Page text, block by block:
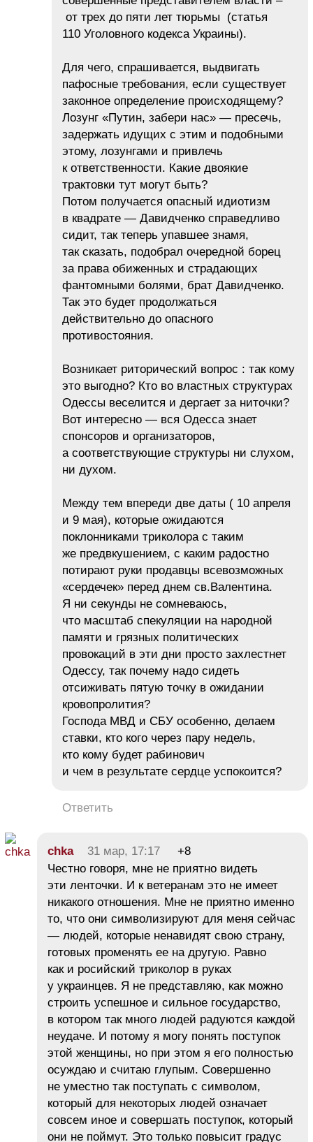
от трех до пяти лет тюрьмы (статья
110 Уголовного кодекса Украины).
Для чего, спрашивается, выдвигать
пафосные требования, если существует
законное определение происходящему?
Лозунг «Путин, забери нас» — пресечь,
задержать идущих с этим и подобными
этому, лозунгами и привлечь
к ответственности. Какие двоякие
трактовки тут могут быть?
Потом получается опасный идиотизм
в квадрате — Давидченко справедливо
сидит, так теперь упавшее знамя,
так сказать, подобрал очередной борец
за права обиженных и страдающих
фантомными болями, брат Давидченко.
Так это будет продолжаться
действительно до опасного
противостояния.
Возникает риторический вопрос : так кому
это выгодно? Кто во властных структурах
Одессы веселится и дергает за ниточки?
Вот интересно — вся Одесса знает
спонсоров и организаторов,
а соответствующие структуры ни слухом,
ни духом.
Между тем впереди две даты ( 10 апреля
и 9 мая), которые ожидаются
поклонниками триколора с таким
же предвкушением, с каким радостно
потирают руки продавцы всевозможных
«сердечек» перед днем св.Валентина.
Я ни секунды не сомневаюсь,
что масштаб спекуляции на народной
памяти и грязных политических
провокаций в эти дни просто захлестнет
Одессу, так почему надо сидеть
отсиживать пятую точку в ожидании
кровопролития?
Господа МВД и СБУ особенно, делаем
ставки, кто кого через пару недель,
кто кому будет рабинович
и чем в результате сердце успокоится?
Ответить
chka 31 мар, 17:17
+8
Честно говоря, мне не приятно видеть
эти ленточки. И к ветеранам это не имеет
никакого отношения. Мне не приятно именно
то, что они символизируют для меня сейчас
— людей, которые ненавидят свою страну,
готовых променять ее на другую. Равно
как и росийский триколор в руках
у украинцев. Я не представляю, как можно
строить успешное и сильное государство,
в котором так много людей радуются каждой
неудаче. И потому я могу понять поступок
этой женщины, но при этом я его полностью
осуждаю и считаю глупым. Совершенно
не уместно так поступать с символом,
который для некоторых людей означает
совсем иное и совершать поступок, который
они не поймут. Это только повысит градус